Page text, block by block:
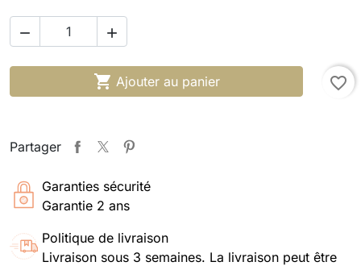
 
 Ajouter au panier favorite_border
Partager
Garanties sécurité
Garantie 2 ans
Politique de livraison
Livraison sous 3 semaines. La livraison peut être